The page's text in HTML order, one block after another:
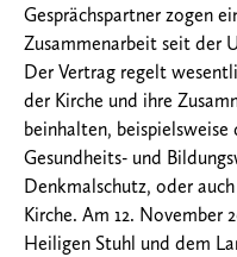
Gesprächspartner zogen
Zusammenarbeit seit der
Der Vertrag regelt
der Kirche und ihre
beinhalten,
Gesundheits- und
Denkmalschutz, oder
Kirche. Am 12. November
Heiligen Stuhl und dem